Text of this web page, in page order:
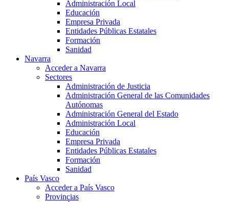
Administración Local
Educación
Empresa Privada
Entidades Públicas Estatales
Formación
Sanidad
Navarra
Acceder a Navarra
Sectores
Administración de Justicia
Administración General de las Comunidades
Autónomas
Administración General del Estado
Administración Local
Educación
Empresa Privada
Entidades Públicas Estatales
Formación
Sanidad
País Vasco
Acceder a País Vasco
Provincias